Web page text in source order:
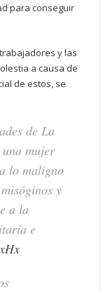
para conseguir
y las
a causa de
de estos, se
de La
una mujer
lo maligno
y
a la
e